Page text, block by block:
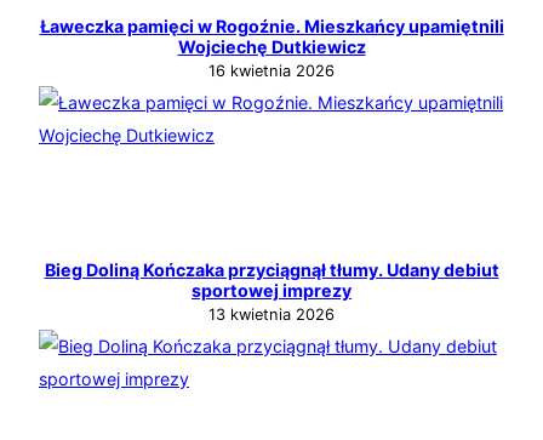
Ławeczka pamięci w Rogoźnie. Mieszkańcy upamiętnili
Wojciechę Dutkiewicz
16 kwietnia 2026
Bieg Doliną Kończaka przyciągnął tłumy. Udany debiut
sportowej imprezy
13 kwietnia 2026